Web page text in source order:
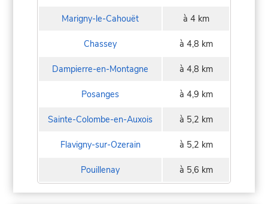
Marigny-le-Cahouët à 4 km
Chassey à 4,8 km
Dampierre-en-Montagne à 4,8 km
Posanges à 4,9 km
Sainte-Colombe-en-Auxois à 5,2 km
Flavigny-sur-Ozerain à 5,2 km
Pouillenay à 5,6 km